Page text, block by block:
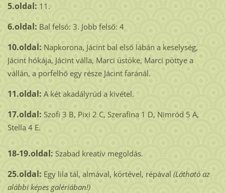
5.oldal: 11.
6.oldal: Bal felsó: 3. Jobb felső: 4
10.oldal: Napkorona, Jácint bal első lábán a keselység,
Jácint hókája, Jácint válla, Marci üstöke, Marci pöttye a
vállán, a porfelhő egy része Jácint faránál.
11.oldal: A két akadályrúd a kivétel.
17.oldal: Szofi 3 B, Pixi 2 C, Szerafina 1 D, Nimród 5 A,
Stella 4 E.
18-19.oldal: Szabad kreatív megoldás.
25.oldal: Egy lila tál, almával, körtével, répával (Látható az
alábbi képes galériában!)